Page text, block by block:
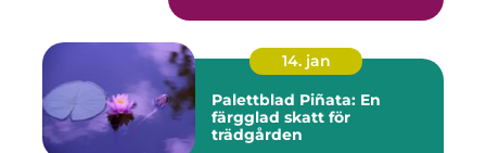
14. jan
Palettblad Piñata: En
färgglad skatt för
trädgården